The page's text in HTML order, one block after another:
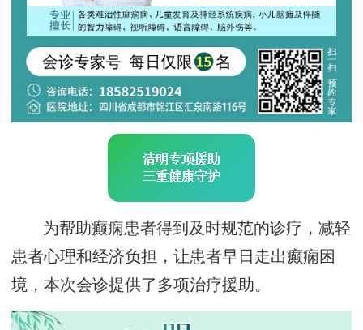
为帮助癫痫患者得到及时规范的诊疗，减轻
患者心理和经济负担，让患者早日走出癫痫困
境，本次会诊提供了多项治疗援助。